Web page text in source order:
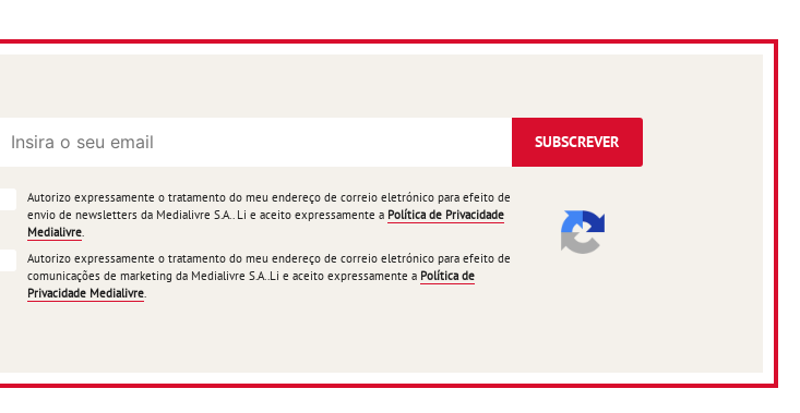
SUBSCREVER
Autorizo expressamente o tratamento do meu endereço de correio eletrónico para efeito de
envio de newsletters da Medialivre S.A.. Li e aceito expressamente a Política de Privacidade
Medialivre
Autorizo expressamente o tratamento do meu endereço de correio eletrónico para efeito de
comunicações de marketing da Medialivre S.A..Li e aceito expressamente a Política de
Privacidade Medialivre